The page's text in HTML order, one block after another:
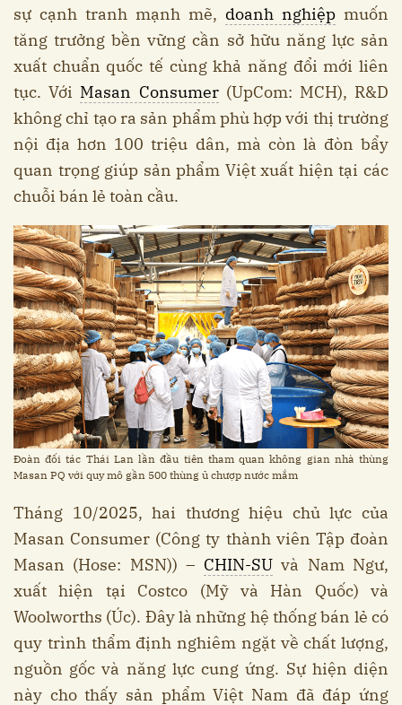
sự cạnh tranh mạnh mẽ, doanh nghiệp muốn
tăng trưởng bền vững cần sở hữu năng lực sản
xuất chuẩn quốc tế cùng khả năng đổi mới liên
tục. Với Masan Consumer(UpCom: MCH), R&D
không chỉ tạo ra sản phẩm phù hợp với thị trường
nội địa hơn 100 triệu dân, mà còn là đòn bẩy
quan trọng giúp sản phẩm Việt xuất hiện tại các
chuỗi bán lẻ toàn cầu.
Đoàn đối tác Thái Lan lần đầu tiên tham quan không gian nhà thùng
Masan PQ với quy mô gần 500 thùng ủ chượp nước mắm
Tháng 10/2025, hai thương hiệu chủ lực của
Masan Consumer (Công ty thành viên Tập đoàn
Masan (Hose: MSN)) – CHIN-SU và Nam Ngư,
xuất hiện tại Costco (Mỹ và Hàn Quốc) và
Woolworths (Úc). Đây là những hệ thống bán lẻ có
quy trình thẩm định nghiêm ngặt về chất lượng,
nguồn gốc và năng lực cung ứng. Sự hiện diện
này cho thấy sản phẩm Việt Nam đã đáp ứng